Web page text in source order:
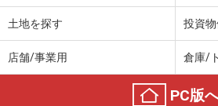
土地を探す 投資
店舗/事業用 倉庫/
PC版